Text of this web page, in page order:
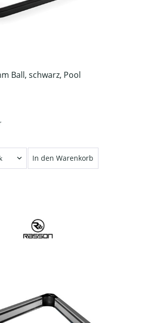
Ball, schwarz, Pool
In den Warenkorb